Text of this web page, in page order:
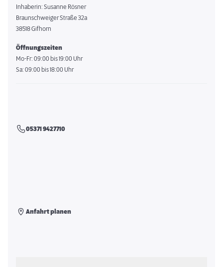
Inhaberin: Susanne Rösner
Braunschweiger Straße 32a
38518 Gifhorn
Öffnungszeiten
Mo-Fr: 09:00 bis 19:00 Uhr
Sa: 09:00 bis 18:00 Uhr
05371 9427710
Anfahrt planen